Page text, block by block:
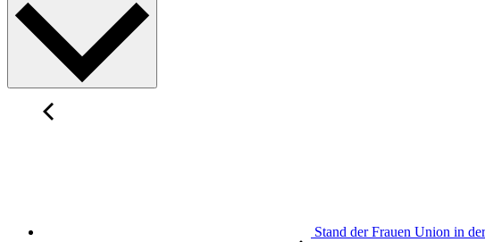
Stand der Frauen Union in